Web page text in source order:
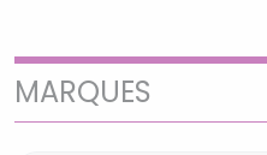
MARQUES